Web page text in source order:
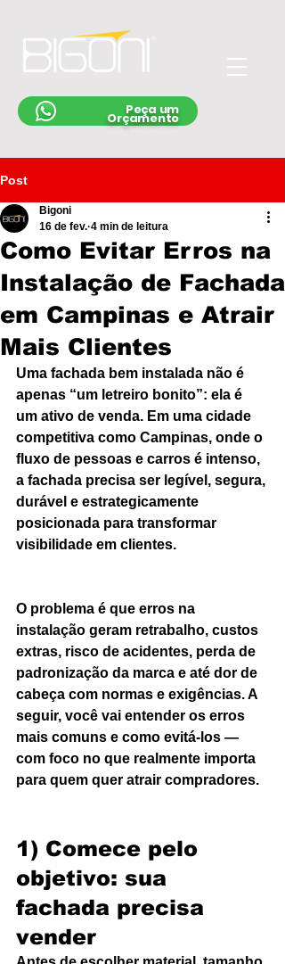
Peça um
Orçamento
Post
Como Evitar Erros na
Instalação de Fachada
em Campinas e Atrair
Mais Clientes
Bigoni
16 de fev. 4 min de leitura
Uma fachada bem instalada não é
apenas “um letreiro bonito”: ela é
um ativo de venda. Em uma cidade
competitiva como Campinas, onde o
fluxo de pessoas e carros é intenso,
a fachada precisa ser legível, segura,
durável e estrategicamente
posicionada para transformar
visibilidade em clientes.
O problema é que erros na
instalação geram retrabalho, custos
extras, risco de acidentes, perda de
padronização da marca e até dor de
cabeça com normas e exigências. A
seguir, você vai entender os erros
mais comuns e como evitá-los —
com foco no que realmente importa
para quem quer atrair compradores.
1) Comece pelo
objetivo: sua
fachada precisa
vender